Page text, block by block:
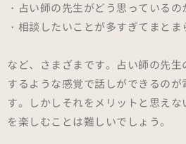
・占い師の先生がどう思っている
・相談したいことが多すぎてまとま
など、さまざまです。占い師の先
するような感覚で話しができるの
す。しかしそれをメリットと思え
を楽しむことは難しいでしょう。